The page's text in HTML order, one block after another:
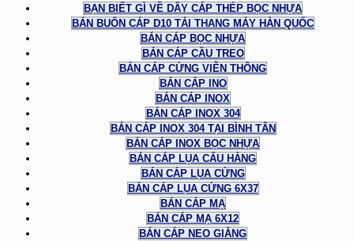
BẠN BIẾT GÌ VỀ DÂY CÁP THÉP BỌC NHỰA
BÁN BUÔN CÁP D10 TẢI THANG MÁY HÀN QUỐC
BÁN CÁP BỌC NHỰA
BÁN CÁP CẦU TREO
BÁN CÁP CỨNG VIỄN THÔNG
BÁN CÁP INO
BÁN CÁP INOX
BÁN CÁP INOX 304
BÁN CÁP INOX 304 TẠI BÌNH TÂN
BÁN CÁP INOX BỌC NHỰA
BÁN CÁP LỤA CẨU HÀNG
BÁN CÁP LỤA CỨNG
BÁN CÁP LỤA CỨNG 6X37
BÁN CÁP MẠ
BÁN CÁP MẠ 6X12
BÁN CÁP NEO GIẰNG